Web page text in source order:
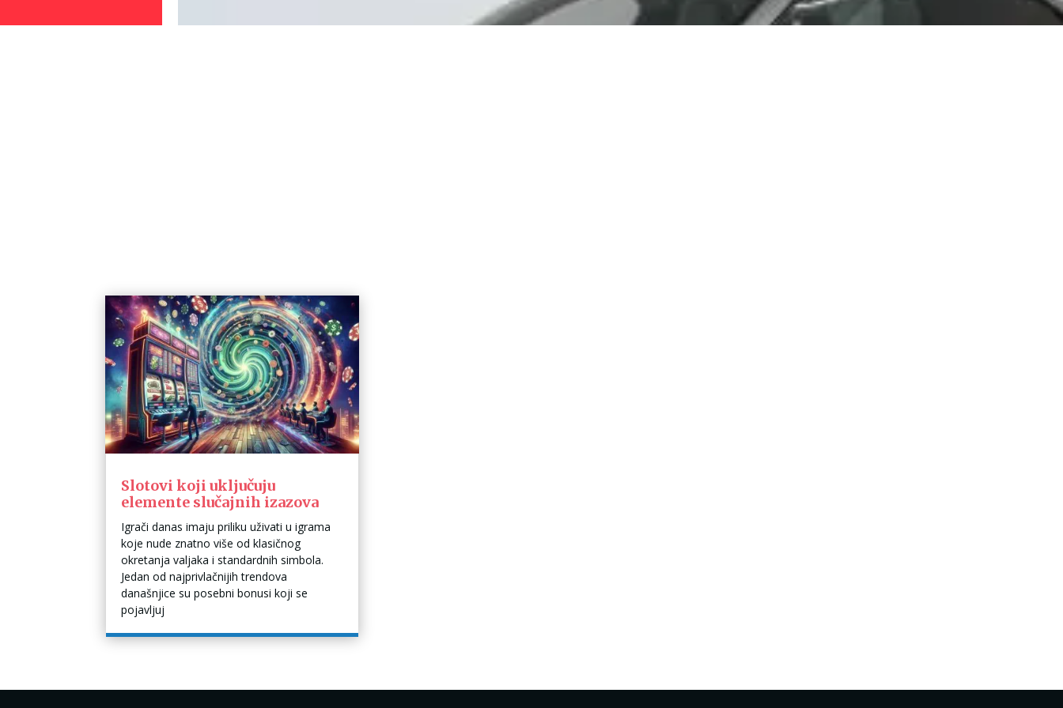
Slotovi koji uključuju
elemente slučajnih izazova
Igrači danas imaju priliku uživati u igrama
koje nude znatno više od klasičnog
okretanja valjaka i standardnih simbola.
Jedan od najprivlačnijih trendova
današnjice su posebni bonusi koji se
pojavljuj